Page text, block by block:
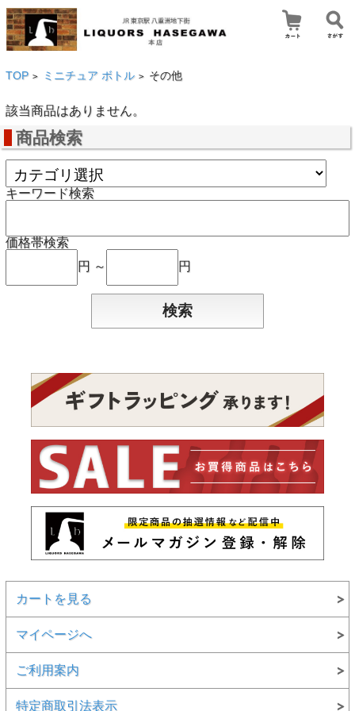
TOP > ミニチュア ボトル > その他
該当商品はありません。
商品検索
キーワード検索
価格帯検索
円 ～
円
カートを見る
マイページへ
ご利用案内
特定商取引法表示